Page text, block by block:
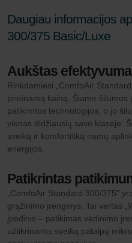
Daugiau informacijos
300/375 Basic/Luxe
Aukštas
Rinkdamiesi „ComfoAir
prieinamą kainą. Šiame šilumos
patikrintos technologijos, o jo
vienas didžiausių savo klasėje.
sveiką ir komfortišką namų
energijos.
Patikrintas
„ComfoAir Standard 300/375"
grąžinimo įrenginys. Tai vertas
įpėdinis – patikimas vėdinimo
užtikrinantis sveiką patalpų